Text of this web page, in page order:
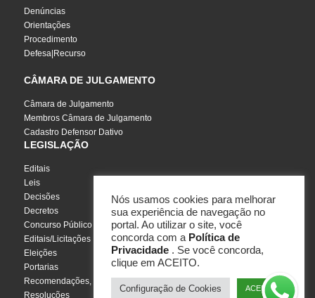
Denúncias
Orientações
Procedimento
Defesa|Recurso
CÂMARA DE JULGAMENTO
Câmara de Julgamento
Membros Câmara de Julgamento
Cadastro Defensor Dativo
LEGISLAÇÃO
Editais
Leis
Decisões
Decretos
Concurso Público
Editais/Licitações
Eleições
Portarias
Recomendações, Pareceres e Notas
Resoluções
Nós usamos cookies para melhorar
sua experiência de navegação no
portal. Ao utilizar o site, você
concorda com a Política de
Privacidade . Se você concorda,
clique em ACEITO.
Configuração de Cookies ACEITO